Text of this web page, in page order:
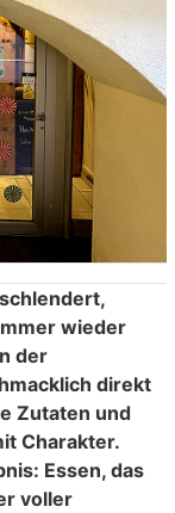
wieder
der
direkt
Zutaten und
Charakter.
Essen, das
voller